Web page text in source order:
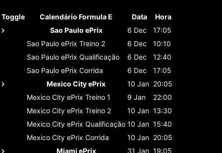
Toggle Calendário Formula E Data
Hora
Sao Paulo ePrix
6 Dec
17:05
Sao Paulo ePrix Treino 2 6 Dec
10:10
Sao Paulo ePrix Qualificação 6 Dec
12:40
Sao Paulo ePrix Corrida 6 Dec
17:05
Mexico City ePrix
10 Jan 20:05
Mexico City ePrix Treino 1 9 Jan
22:00
Mexico City ePrix Treino 2 10 Jan 13:30
Mexico City ePrix Qualificação 10 Jan 15:40
Mexico City ePrix Corrida 10 Jan 20:05
Miami ePrix
31 Jan 19:05